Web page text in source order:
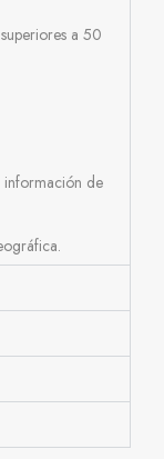
a 50
información de